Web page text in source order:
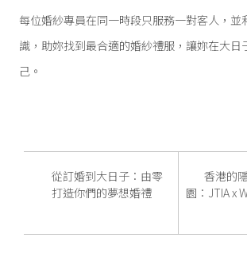
每位婚紗專員在同一時段只服務一對客人，並
識，助妳找到最合適的婚紗禮服，讓妳在大日
己。
從訂婚到大日子：由零
打造你們的夢想婚禮
香港的
園：JTIA x